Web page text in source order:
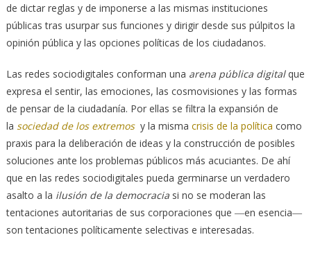
de dictar reglas y de imponerse a las mismas instituciones
públicas tras usurpar sus funciones y dirigir desde sus púlpitos la
opinión pública y las opciones políticas de los ciudadanos.
Las redes sociodigitales conforman una arena pública digitalque
expresa el sentir, las emociones, las cosmovisiones y las formas
de pensar de la ciudadanía. Por ellas se filtra la expansión de
la sociedad de los extremosy la misma crisis de la política como
praxis para la deliberación de ideas y la construcción de posibles
soluciones ante los problemas públicos más acuciantes. De ahí
que en las redes sociodigitales pueda germinarse un verdadero
asalto a la ilusión de la democraciasi no se moderan las
tentaciones autoritarias de sus corporaciones que ―en esencia―
son tentaciones políticamente selectivas e interesadas.